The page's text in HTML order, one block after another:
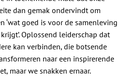
dan gemak ondervindt om
‘wat goed is voor de samenleving
Oplossend leiderschap dat
kan verbinden, die botsende
naar een inspirerende
maar we snakken ernaar.